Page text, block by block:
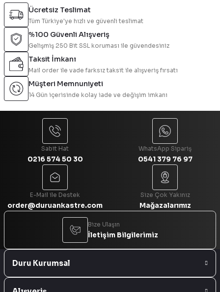
Ücretsiz Teslimat
Tüm Türkiye'ye hızlı ve güvenli teslimat
%100 Güvenli Alışveriş
Gelişmiş 250 Bit SSL koruması ile güvendesiniz
Taksit İmkanı
Mail order ile vade farksız taksit ile alışveriş fırsatı
Müşteri Memnuniyeti
14 Gün içerisinde kolay iade ve değişim imkanı
Sabit Hat
0216 574 50 30
WhatsApp Sipariş
0541 379 76 97
E-Mail ile Destek
order@duruankastre.com
Size Çok Yakınız
Mağazalarımız
Bize Ulaşın
İletişim Bilgilerimiz
Duru Kurumsal